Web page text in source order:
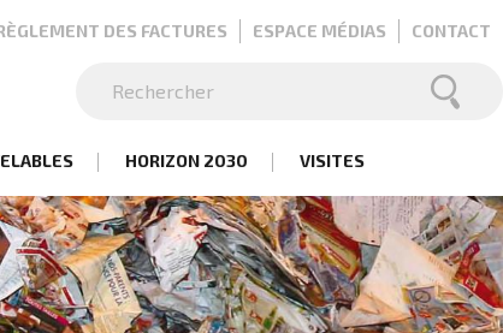
DES FACTURES ESPACE MÉDIAS CONTACT
Rechercher
HORIZON 2030 VISITES